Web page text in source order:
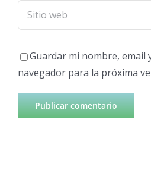
Guardar mi nombre, email
navegador para la próxima